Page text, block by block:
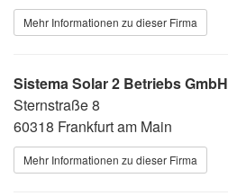
Mehr Informationen zu dieser Firma
Sistema Solar 2 Betriebs GmbH
Sternstraße 8
60318 Frankfurt am Main
Mehr Informationen zu dieser Firma